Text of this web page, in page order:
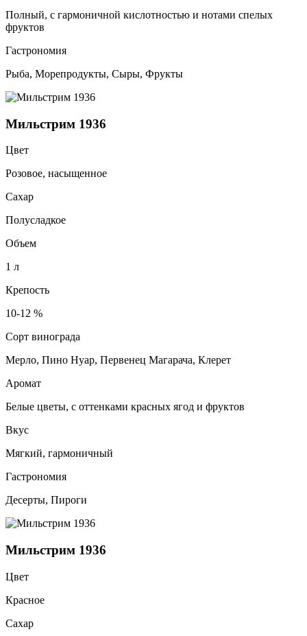
Полный, с гармоничной кислотностью и нотами спелых
фруктов
Гастрономия
Рыба, Морепродукты, Сыры, Фрукты
Мильстрим 1936
Цвет
Розовое, насыщенное
Сахар
Полусладкое
Объем
1 л
Крепость
10-12 %
Сорт винограда
Мерло, Пино Нуар, Первенец Магарача, Клерет
Аромат
Белые цветы, с оттенками красных ягод и фруктов
Вкус
Мягкий, гармоничный
Гастрономия
Десерты, Пироги
Мильстрим 1936
Цвет
Красное
Сахар